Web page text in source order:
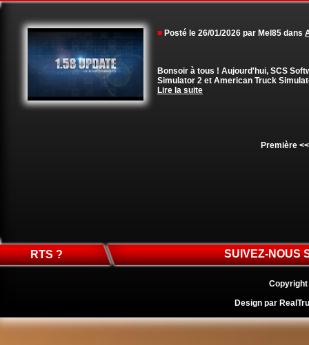
■ Posté le 26/01/2026 par Mel85 dans
Bonsoir à tous ! Aujourd'hui, SCS
Simulator 2 et American Truck
Lire la suite
Première <<
RTS ? SUIVEZ-NOUS
Design par